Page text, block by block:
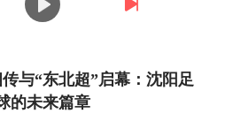
与“东北超”启幕：沈阳足
的未来篇章